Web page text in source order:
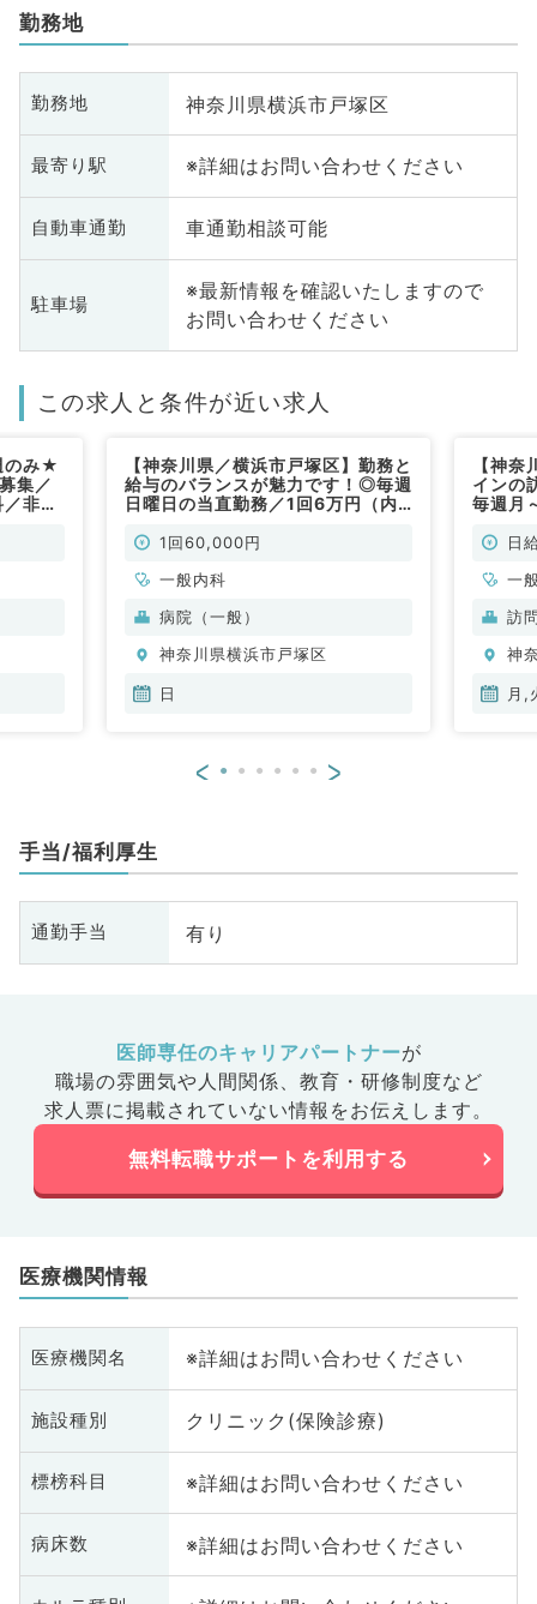
勤務地
勤務地 神奈川県横浜市戸塚区
最寄り駅 ※詳細はお問い合わせください
自動車通勤 車通勤相談可能
駐車場
※最新情報を確認いたしますので
お問い合わせください
この求人と条件が近い求人
のみ★
集／
非常
【神奈川県／横浜市戸塚区】勤務と
給与のバランスが魅力です！◎毎週
日曜日の当直勤務／1回6万円（内
1回60,000円
一般内科
病院（一般）
神奈川県横浜市戸塚区
日
【神
インの
毎週月
歓迎日
一
訪
神
月,
< >
手当/福利厚生
通勤手当 有り
医師専任のキャリアパートナーが
職場の雰囲気や人間関係、 教育・研修制度など
求人票に掲載されていない情報をお伝えします。
無料転職サポートを利用する
医療機関情報
医療機関名 ※詳細はお問い合わせください
施設種別 クリニック(保険診療)
標榜科目 ※詳細はお問い合わせください
病床数 ※詳細はお問い合わせください